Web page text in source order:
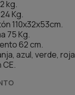
kg.
Kg.
110x32x53cm.
75 Kg.
62 cm.
azul, verde, roja